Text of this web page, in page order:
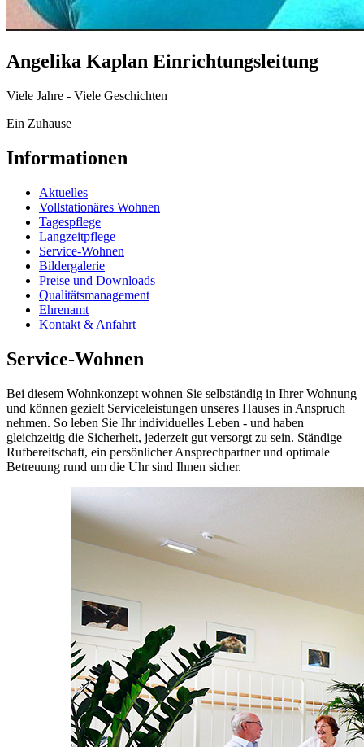
Angelika Kaplan Einrichtungsleitung
Viele Jahre - Viele Geschichten
Ein Zuhause
Informationen
Aktuelles
Vollstationäres Wohnen
Tagespflege
Langzeitpflege
Service-Wohnen
Bildergalerie
Preise und Downloads
Qualitätsmanagement
Ehrenamt
Kontakt & Anfahrt
Service-Wohnen
Bei diesem Wohnkonzept wohnen Sie selbständig in Ihrer Wohnung
und können gezielt Serviceleistungen unseres Hauses in Anspruch
nehmen. So leben Sie Ihr individuelles Leben - und haben
gleichzeitig die Sicherheit, jederzeit gut versorgt zu sein. Ständige
Rufbereitschaft, ein persönlicher Ansprechpartner und optimale
Betreuung rund um die Uhr sind Ihnen sicher.